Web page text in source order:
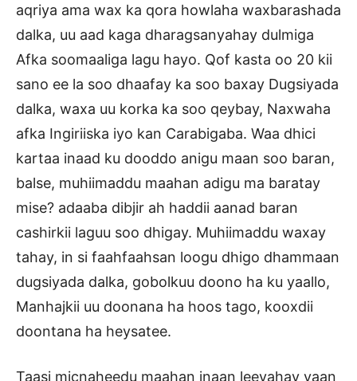
aqriya ama wax ka qora howlaha waxbarashada
dalka, uu aad kaga dharagsanyahay dulmiga
Afka soomaaliga lagu hayo. Qof kasta oo 20 kii
sano ee la soo dhaafay ka soo baxay Dugsiyada
dalka, waxa uu korka ka soo qeybay, Naxwaha
afka Ingiriiska iyo kan Carabigaba. Waa dhici
kartaa inaad ku dooddo anigu maan soo baran,
balse, muhiimaddu maahan adigu ma baratay
mise? adaaba dibjir ah haddii aanad baran
cashirkii laguu soo dhigay. Muhiimaddu waxay
tahay, in si faahfaahsan loogu dhigo dhammaan
dugsiyada dalka, gobolkuu doono ha ku yaallo,
Manhajkii uu doonana ha hoos tago, kooxdii
doontana ha heysatee.
Taasi micnaheedu maahan inaan leeyahay yaan